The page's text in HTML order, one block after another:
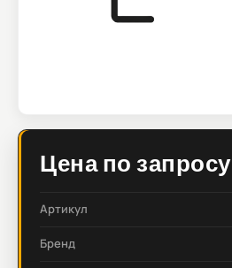
Цена по запросу
Артикул
Бренд